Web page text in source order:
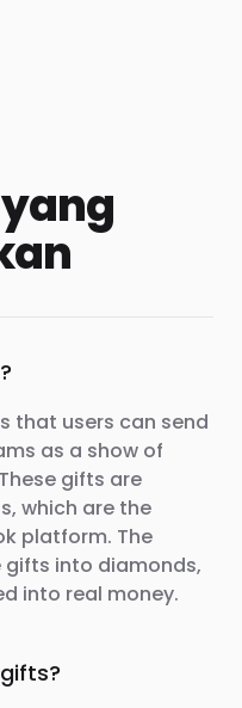
that users can send
as a show of
gifts are
which are the
platform. The
into diamonds,
into real money.